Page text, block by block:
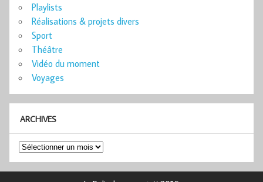
Playlists
Réalisations & projets divers
Sport
Théâtre
Vidéo du moment
Voyages
ARCHIVES
Archives